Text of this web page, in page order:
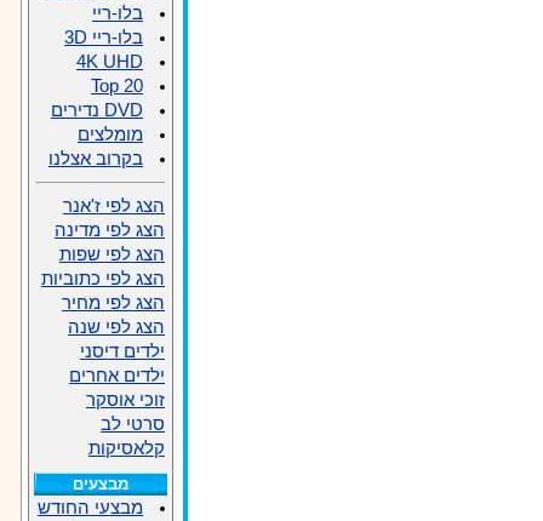
בלו-ריי
בלו-ריי 3D
4K UHD
Top 20
DVD נדירים
מומלצים
בקרוב אצלנו
הצג לפי ז'אנר
הצג לפי מדינה
הצג לפי שפות
הצג לפי כתוביות
הצג לפי מחיר
הצג לפי שנה
ילדים דיסני
ילדים אחרים
זוכי אוסקר
סרטי לב
קלאסיקות
מבצעים
מבצעי החודש